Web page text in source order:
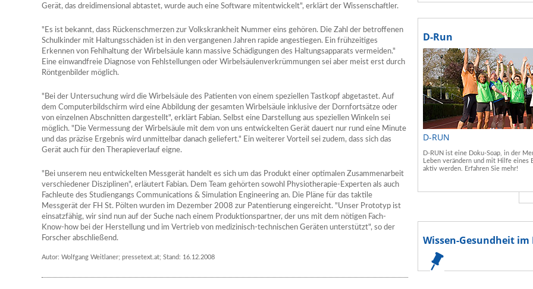
Gerät, das dreidimensional abtastet, wurde auch eine Software mitentwickelt", erklärt der Wissenschaftler.
"Es ist bekannt, dass Rückenschmerzen zur Volkskrankheit Nummer eins gehören. Die Zahl der betroffenen
Schulkinder mit Haltungsschäden ist in den vergangenen Jahren rapide angestiegen. Ein frühzeitiges
Erkennen von Fehlhaltung der Wirbelsäule kann massive Schädigungen des Haltungsapparats vermeiden."
Eine einwandfreie Diagnose von Fehlstellungen oder Wirbelsäulenverkrümmungen sei aber meist erst durch
Röntgenbilder möglich.
"Bei der Untersuchung wird die Wirbelsäule des Patienten von einem speziellen Tastkopf abgetastet. Auf
dem Computerbildschirm wird eine Abbildung der gesamten Wirbelsäule inklusive der Dornfortsätze oder
von einzelnen Abschnitten dargestellt", erklärt Fabian. Selbst eine Darstellung aus speziellen Winkeln sei
möglich. "Die Vermessung der Wirbelsäule mit dem von uns entwickelten Gerät dauert nur rund eine Minute
und das präzise Ergebnis wird unmittelbar danach geliefert." Ein weiterer Vorteil sei zudem, dass sich das
Gerät auch für den Therapieverlauf eigne.
"Bei unserem neu entwickelten Messgerät handelt es sich um das Produkt einer optimalen Zusammenarbeit
verschiedener Disziplinen", erläutert Fabian. Dem Team gehörten sowohl Physiotherapie-Experten als auch
Fachleute des Studiengangs Communications & Simulation Engineering an. Die Pläne für das taktile
Messgerät der FH St. Pölten wurden im Dezember 2008 zur Patentierung eingereicht. "Unser Prototyp ist
einsatzfähig, wir sind nun auf der Suche nach einem Produktionspartner, der uns mit dem nötigen Fach-
Know-how bei der Herstellung und im Vertrieb von medizinisch-technischen Geräten unterstützt", so der
Forscher abschließend.
Autor: Wolfgang Weitlaner; pressetext.at; Stand: 16.12.2008
D-Run
D-RUN
D-RUN ist eine Doku-Soap, in der
Leben verändern und mit Hilfe eines
aktiv werden. Erfahren Sie mehr!
Wissen-Gesundheit im